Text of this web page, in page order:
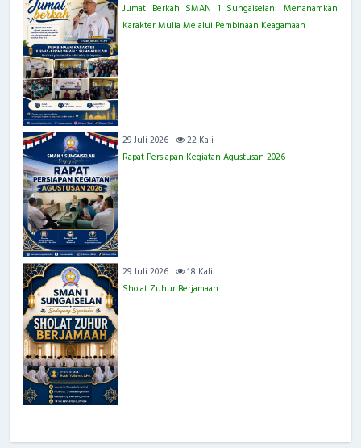
Jumat Berkah SMAN 1 Sungaiselan: Menanamkan
Karakter Mulia Melalui Pembinaan Keagamaan
29 Juli 2026 |
22 Kali
Rapat Persiapan Kegiatan Agustusan 2026
29 Juli 2026 |
18 Kali
Sholat Zuhur Berjamaah